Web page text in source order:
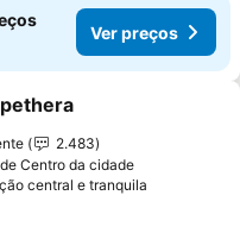
Ver preços
aos favoritos
2.483
Centro da cidade
central e tranquila